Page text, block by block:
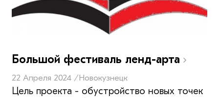
Большой фестиваль ленд-арта
22 Апреля 2024 /Новокузнецк
Цель проекта - обустройство новых точек